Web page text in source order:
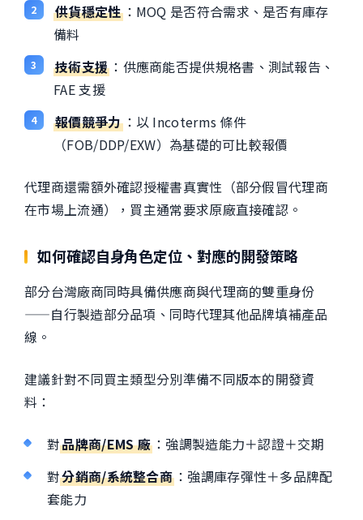
供貨穩定性：MOQ 是否符合需求、是否有庫存
備料
技術支援 ：供應商能否提供規格書、測試報告、
FAE 支援
報價競爭力：以 Incoterms 條件
（FOB/DDP/EXW）為基礎的可比較報價
代理商還需額外確認授權書真實性（部分假冒代理商
在市場上流通），買主通常要求原廠直接確認。
如何確認自身角色定位、對應的開發策略
部分台灣廠商同時具備供應商與代理商的雙重身份
——自行製造部分品項、同時代理其他品牌填補產品
線。
建議針對不同買主類型分別準備不同版本的開發資
料：
對品牌商/EMS 廠 ：強調製造能力＋認證＋交期
對分銷商/系統整合商 ：強調庫存彈性＋多品牌配
套能力